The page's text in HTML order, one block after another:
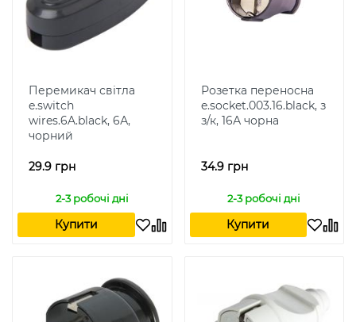
Перемикач світла
e.switch
wires.6A.black, 6А,
чорний
29.9 грн
2-3 робочі дні
Купити
Розетка переносна
e.socket.003.16.black, з
з/к, 16А чорна
34.9 грн
2-3 робочі дні
Купити